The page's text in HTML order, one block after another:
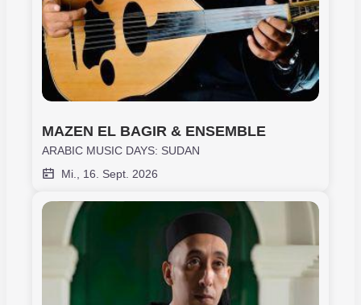
MAZEN EL BAGIR & ENSEMBLE
ARABIC MUSIC DAYS: SUDAN
Mi., 16. Sept. 2026